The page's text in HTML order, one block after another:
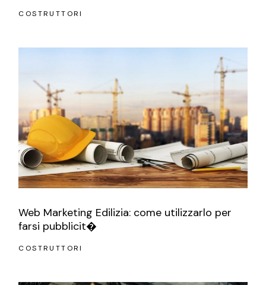
COSTRUTTORI
Web Marketing Edilizia: come utilizzarlo per
farsi pubblicit�
COSTRUTTORI